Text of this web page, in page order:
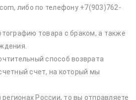
либо по телефону +7(903)762-
товара с браком, а также
способ возврата
счет, на который мы
России, то вы отправляете